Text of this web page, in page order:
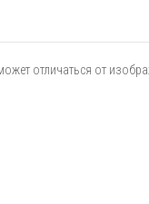
отличаться от